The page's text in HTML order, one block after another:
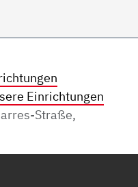
Einrichtungen
Straße,